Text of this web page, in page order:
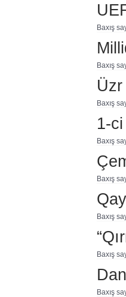
Baxış
Baxış
Baxış
1-
Baxış
Baxış
Baxış
Baxış
Baxış